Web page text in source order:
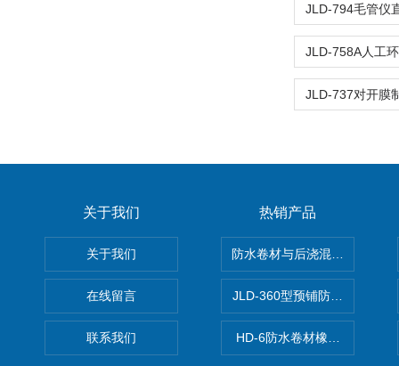
关于我们
关于我们
在线留言
联系我们
热销产品
防水卷材与后浇混凝土剥离强
JLD-360型预铺防水卷材抗冲
HD-6防水卷材橡胶测厚仪